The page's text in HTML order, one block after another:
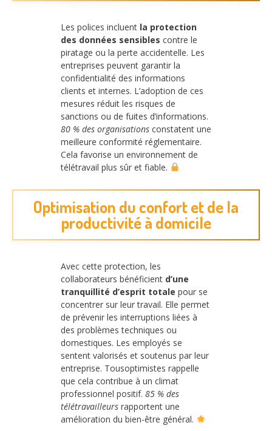
Les polices incluent la protection
des données sensibles contre le
piratage ou la perte accidentelle. Les
entreprises peuvent garantir la
confidentialité des informations
clients et internes. L’adoption de ces
mesures réduit les risques de
sanctions ou de fuites d’informations.
80 % des organisations constatent une
meilleure conformité réglementaire.
Cela favorise un environnement de
télétravail plus sûr et fiable.
Optimisation du confort et de la
productivité à domicile
Avec cette protection, les
collaborateurs bénéficient d’une
tranquillité d’esprit totale pour se
concentrer sur leur travail. Elle permet
de prévenir les interruptions liées à
des problèmes techniques ou
domestiques. Les employés se
sentent valorisés et soutenus par leur
entreprise. Tousoptimistes rappelle
que cela contribue à un climat
professionnel positif. 85 % des
télétravailleurs rapportent une
amélioration du bien-être général.